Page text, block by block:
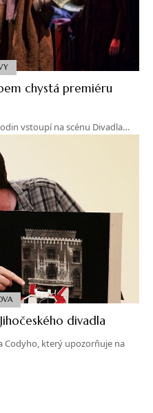
chystá premiéru
vstoupí na scénu Divadla…
divadla
Codyho, který upozorňuje na